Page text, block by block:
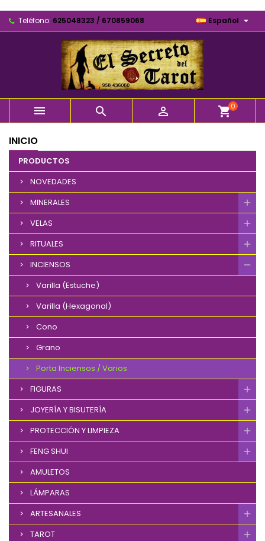
Teléfono: 625048323 / 670859068 Español 
   shopping_cart0
INICIO
PRODUCTOS
NOVEDADES
MINERALES
VELAS
RITUALES
INCIENSOS
Varilla (Estuche)
Varilla (Hexagonal)
Cono
Grano
Porta Inciensos / Varios
FIGURAS
JOYERÍA Y BISUTERÍA
PROTECCIÓN Y LIMPIEZA
FENG SHUI
AMULETOS
LÁMPARAS
ARTESANALES
TAROT